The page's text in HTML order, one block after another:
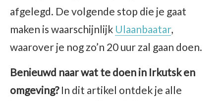
afgelegd. De volgende stop die je gaat
maken is waarschijnlijk Ulaanbaatar,
waarover je nog zo’n 20 uur zal gaan doen.
Benieuwd naar wat te doen in Irkutsk en
omgeving?In dit artikel ontdek je alle